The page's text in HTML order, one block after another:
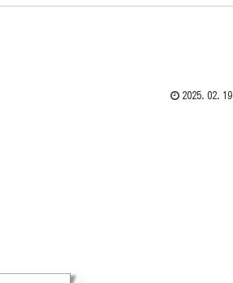
2025.02.19